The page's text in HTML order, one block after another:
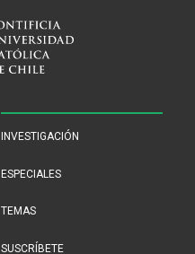
INVESTIGACIÓN
ESPECIALES
TEMAS
SUSCRÍBETE